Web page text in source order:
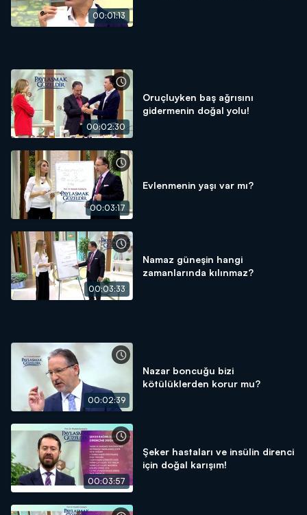
00:01:13
00:02:30
Oruçluyken baş ağrısını
gidermenin doğal yolu!
00:03:17
Evlenmenin yaşı var mı?
00:03:33
Namaz güneşin hangi
zamanlarında kılınmaz?
00:02:39
Nazar boncuğu bizi
kötülüklerden korur mu?
00:03:57
Şeker hastaları ve insülin direnci
için doğal karışım!